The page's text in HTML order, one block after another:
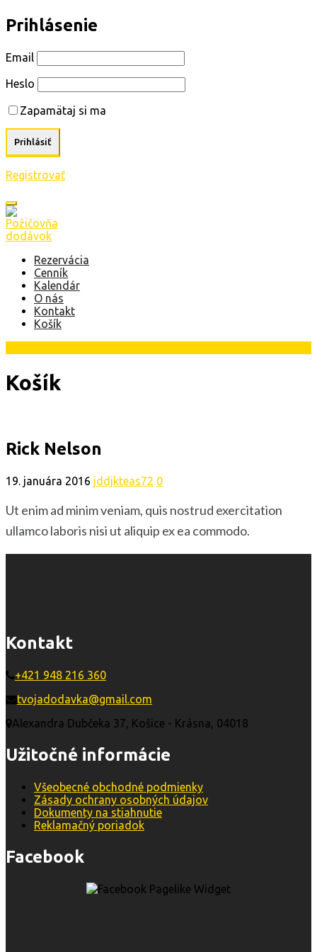
Prihlásenie
Email
Heslo
Zapamätaj si ma
Registrovať
Rezervácia
Cenník
Kalendár
O nás
Kontakt
Košík
Košík
Rick Nelson
19. januára 2016 jddjkteas72 0
Ut enim ad minim veniam, quis nostrud exercitation
ullamco laboris nisi ut aliquip ex ea commodo.
Kontakt
+421 948 216 360
tvojadodavka@gmail.com
Alexandra Dubčeka 37, Košice - Krásna, 04018
Užitočné informácie
Všeobecné obchodné podmienky
Zásady ochrany osobných údajov
Dokumenty na stiahnutie
Reklamačný poriadok
Facebook